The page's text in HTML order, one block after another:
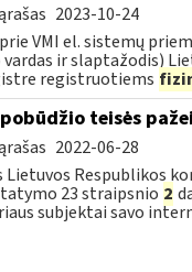
2023-10-24
VMI el. sistemų
ir slaptažodis)
registruotiems
teisės
2022-06-28
Lietuvos Respublikos
23 straipsnio 2
subjektai savo